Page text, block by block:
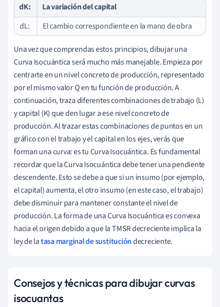
dK:
La variación del capital
dL:
El cambio correspondiente en la mano de obra
Una vez que comprendas estos principios, dibujar una
Curva Isocuántica será mucho más manejable. Empieza por
centrarte en un nivel concreto de producción, representado
por el mismo valor Q en tu función de producción. A
continuación, traza diferentes combinaciones de trabajo (L)
y capital (K) que den lugar a ese nivel concreto de
producción. Al trazar estas combinaciones de puntos en un
gráfico con el trabajo y el capital en los ejes, verás que
forman una curva: es tu Curva Isocuántica. Es fundamental
recordar que la Curva Isocuántica debe tener una pendiente
descendente. Esto se debe a que si un insumo (por ejemplo,
el capital) aumenta, el otro insumo (en este caso, el trabajo)
debe disminuir para mantener constante el nivel de
producción. La forma de una Curva Isocuántica es convexa
hacia el origen debido a que la TMSR decreciente implica la
ley de latasa marginal de sustitucióndecreciente.
Consejos y técnicas para dibujar curvas
isocuantas